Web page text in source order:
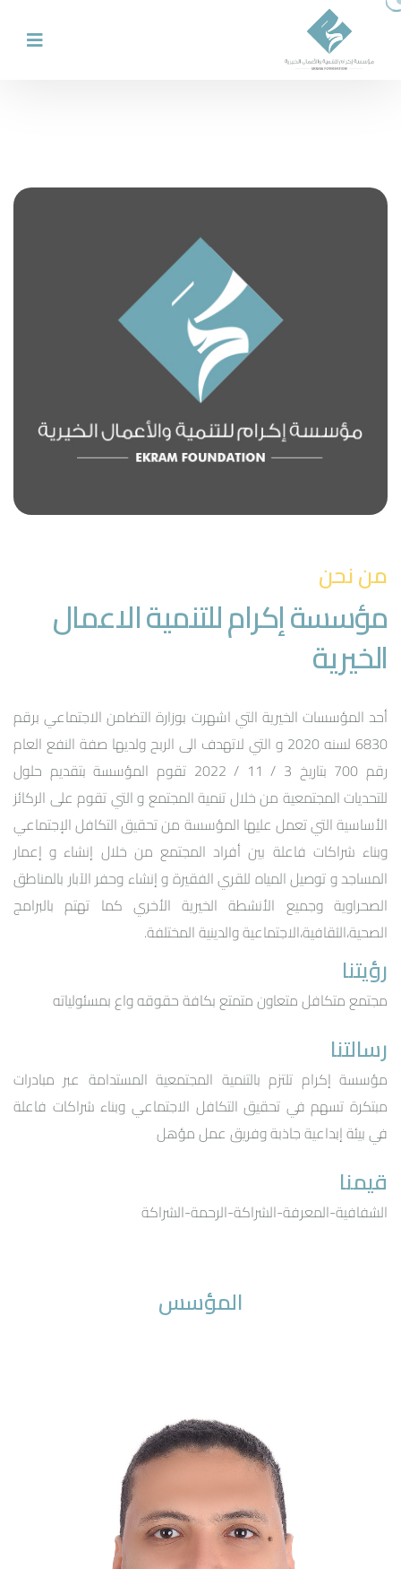
من نحن
مؤسسة إكرام للتنمية الاعمال
الخيرية
أحد المؤسسات الخيرية التي اشهرت بوزارة التضامن الاجتماعي برقم
6830 لسنه 2020 و التي لاتهدف الى الربح ولديها صفة النفع العام
رقم 700 بتاريخ 3 / 11 / 2022 تقوم المؤسسة بتقديم حلول
للتحديات المجتمعية من خلال تنمية المجتمع و التي تقوم على الركائز
الأساسية التي تعمل عليها المؤسسة من تحقيق التكافل الإجتماعي
وبناء شراكات فاعلة بين أفراد المجتمع من خلال إنشاء و إعمار
المساجد و توصيل المياه للقري الفقيرة و إنشاء وحفر الآبار بالمناطق
الصحراوية وجميع الأنشطة الخيرية الأخري كما تهتم بالبرامج
الصحية،الثقافية،الاجتماعية والدينية المختلفة.
رؤيتنا
مجتمع متكافل متعاون متمتع بكافة حقوقه واع بمسئولياته
رسالتنا
مؤسسة إكرام تلتزم بالتنمية المجتمعية المستدامة عبر مبادرات
مبتكرة تسهم في تحقيق التكافل الاجتماعي وبناء شراكات فاعلة
في بيئة إبداعية جاذبة وفريق عمل مؤهل
قيمنا
الشفافية-المعرفة-الشراكة-الرحمة-الشراكة
المؤسس